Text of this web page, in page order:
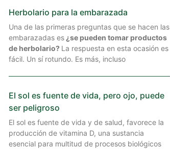
Herbolario para la embarazada
Una de las primeras preguntas que se hacen las
embarazadas es¿se pueden tomar productos
de herbolario? La respuesta en esta ocasión es
fácil. Un sí rotundo. Es más, incluso
El sol es fuente de vida, pero ojo, puede
ser peligroso
El sol es fuente de vida y de salud, favorece la
producción de vitamina D, una sustancia
esencial para multitud de procesos biológicos